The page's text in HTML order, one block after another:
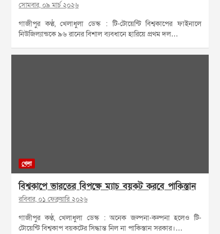
সোমবার, ০৯ মার্চ ২০২৬
গাজীপুর কণ্ঠ, খেলাধুলা ডেস্ক : টি-টোয়েন্টি বিশ্বকাপের ফাইনালে
নিউজিল্যান্ডকে ৯৬ রানের বিশাল ব্যবধানে হারিয়ে প্রথম দল…
খেলা
বিশ্বকাপে ভারতের বিপক্ষে ম্যাচ বয়কট করবে পাকিস্তান
রবিবার, ০১ ফেব্রুয়ারি ২০২৬
গাজীপুর কণ্ঠ, খেলাধুলা ডেস্ক : অনেক জল্পনা-কল্পনা হলেও টি-
টোয়েন্টি বিশ্বকাপ বয়কটের সিদ্ধান্ত নিল না পাকিস্তান সরকার।…